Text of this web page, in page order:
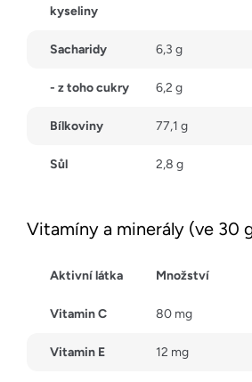
kyseliny
Sacharidy 6,3 g
- z toho cukry 6,2 g
Bílkoviny 77,1 g
Sůl 2,8 g
Vitamíny a minerály (ve 30
Aktivní látka Množství
Vitamin C 80 mg
Vitamin E 12 mg